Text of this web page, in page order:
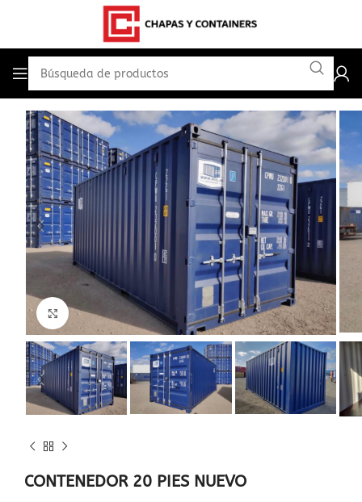
Haga Click para agrandar
CONTENEDOR 20 PIES NUEVO